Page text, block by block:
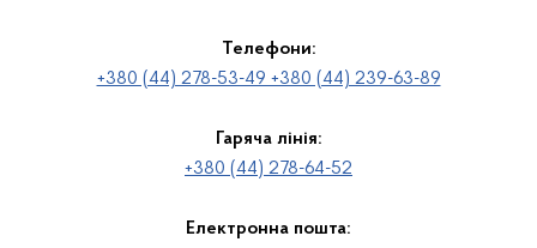
Телефони:
+380 (44) 278-53-49 +380 (44) 239-63-89
Гаряча лінія:
+380 (44) 278-64-52
Електронна пошта: